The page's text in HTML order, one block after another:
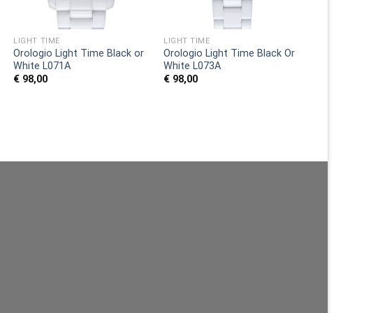
LIGHT TIME
Orologio Light Time Black or
White L071A
€ 98,00
LIGHT TIME
Orologio Light Time Black Or
White L073A
€ 98,00